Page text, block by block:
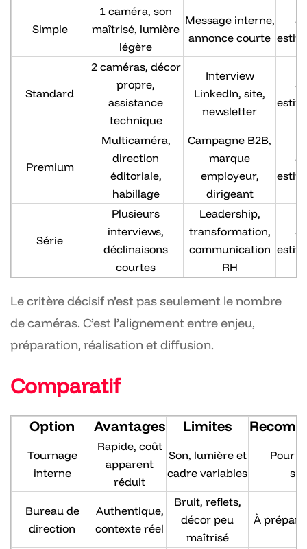
Simple
1 caméra, son
maîtrisé, lumière
légère
Message interne,
annonce courte
Standard
2 caméras, décor
propre,
assistance
technique
Interview
LinkedIn, site,
newsletter
Premium
Multicaméra,
direction
éditoriale,
habillage
Campagne B2B,
marque
employeur,
dirigeant
Série
Plusieurs
interviews,
déclinaisons
courtes
Leadership,
transformation,
communication
RH
Le critère décisif n’est pas seulement le nombre
de caméras. C’est l’alignement entre enjeu,
préparation, réalisation et diffusion.
Comparatif
Option Avantages Limites
Tournage
interne
Rapide, coût
apparent
réduit
Son, lumière et
cadre variables
Pour
Bureau de
direction
Authentique,
contexte réel
Bruit, reflets,
décor peu
maîtrisé
À